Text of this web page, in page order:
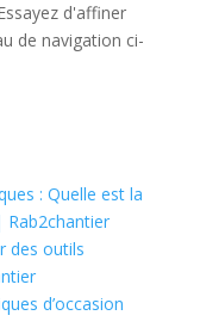
d'affiner
de navigation ci-
: Quelle est la
des outils
d’occasion